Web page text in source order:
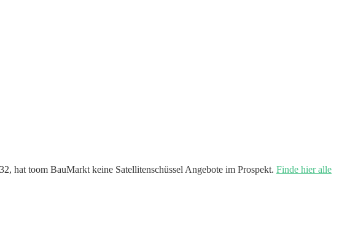
hat toom BauMarkt keine Satellitenschüssel Angebote im Prospekt. Finde hier alle